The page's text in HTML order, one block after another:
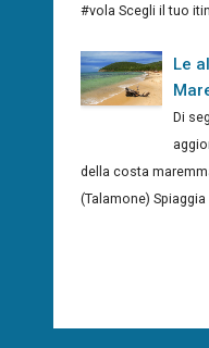
#vola Scegli il tuo
Le
Di
della costa
(Talamone) Spiaggia